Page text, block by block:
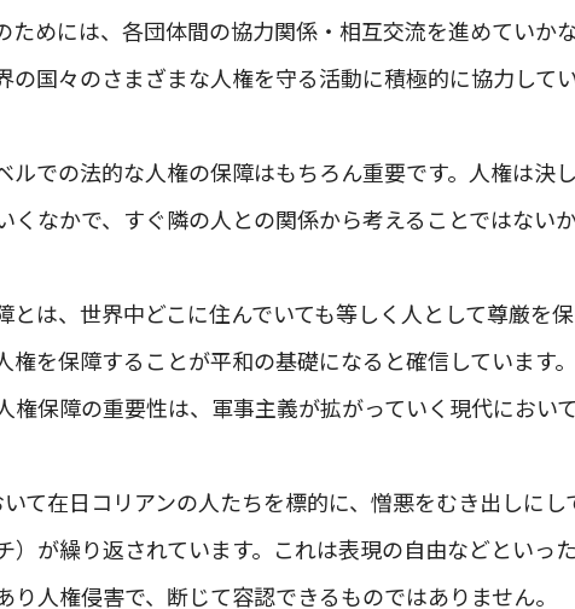
ためには、各団体間の協力関係・相互交流を進めていか
国々のさまざまな人権を守る活動に積極的に協力して
での法的な人権の保障はもちろん重要です。人権は決
くなかで、すぐ隣の人との関係から考えることではない
は、世界中どこに住んでいても等しく人として尊厳を
権を保障することが平和の基礎になると確信しています
保障の重要性は、軍事主義が拡がっていく現代におい
て在日コリアンの人たちを標的に、憎悪をむき出しにし
）が繰り返されています。これは表現の自由などといっ
人権侵害で、断じて容認できるものではありません。